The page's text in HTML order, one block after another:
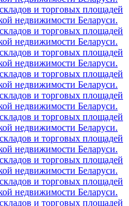
и торговых площадей
недвижимости Беларуси.
и торговых площадей
недвижимости Беларуси.
и торговых площадей
недвижимости Беларуси.
и торговых площадей
недвижимости Беларуси.
и торговых площадей
недвижимости Беларуси.
и торговых площадей
недвижимости Беларуси.
и торговых площадей
недвижимости Беларуси.
и торговых площадей
недвижимости Беларуси.
и торговых площадей
недвижимости Беларуси.
и торговых площадей